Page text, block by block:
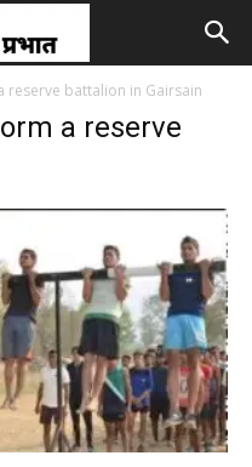
reserve battalion in Gairsain
a reserve